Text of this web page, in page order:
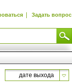
| Задать вопрос
дате выхода